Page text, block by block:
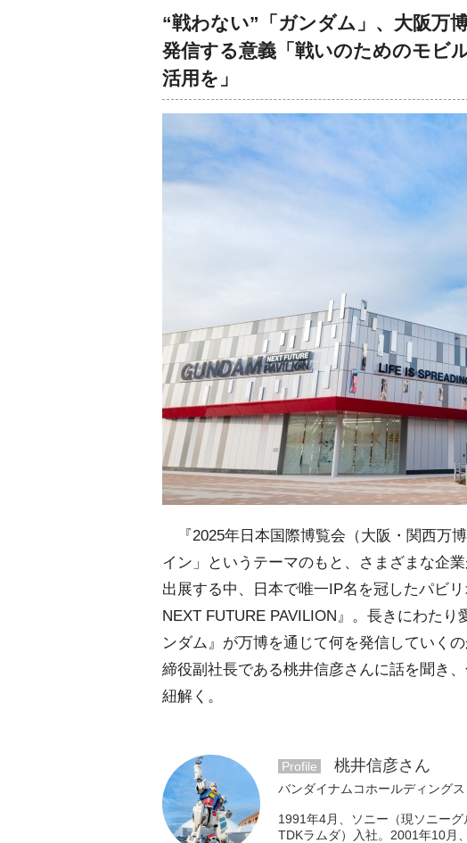
“戦わない”「ガンダム」、大阪万
発信する意義「戦いのためのモビ
活用を」
『2025年日本国際博覧会（大阪・関西万
イン」というテーマのもと、さまざまな企
出展する中、日本で唯一IP名を冠したパビ
NEXT FUTURE PAVILION』。長きにわた
ンダム』が万博を通じて何を発信していく
締役副社長である桃井信彦さんに話を聞き
紐解く。
Profile 桃井信彦さん
バンダイナムコホールディン
1991年4月、ソニー（現ソニー
TDKラムダ）入社。2001年10月